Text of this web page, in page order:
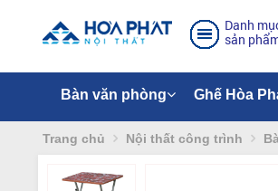
Danh
sản
Bàn văn phòng Ghế Hòa
Trang chủ Nội thất công trình